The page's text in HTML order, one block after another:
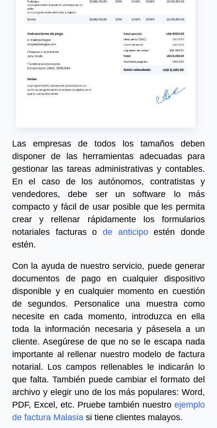
Las empresas de todos los tamaños deben
disponer de las herramientas adecuadas para
gestionar las tareas administrativas y contables.
En el caso de los autónomos, contratistas y
vendedores, debe ser un software lo más
compacto y fácil de usar posible que les permita
crear y rellenar rápidamente los formularios
notariales facturasode anticipo estén donde
estén.
Con la ayuda de nuestro servicio, puede generar
documentos de pago en cualquier dispositivo
disponible y en cualquier momento en cuestión
de segundos. Personalice una muestra como
necesite en cada momento, introduzca en ella
toda la información necesaria y pásesela a un
cliente. Asegúrese de que no se le escapa nada
importante al rellenar nuestromodelo de factura
notarial . Los campos rellenables le indicarán lo
que falta. También puede cambiar el formato del
archivo y elegir uno de los más populares: Word,
PDF, Excel, etc. Pruebe también nuestro ejemplo
de factura Malasia si tiene clientes malayos.